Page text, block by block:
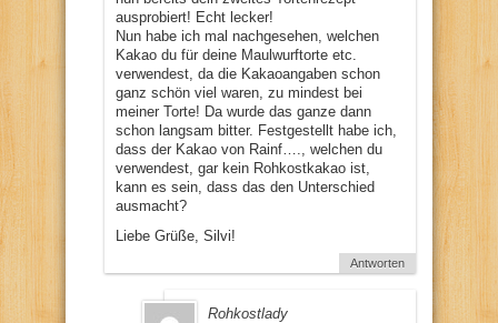
ausprobiert! Echt lecker!
Nun habe ich mal nachgesehen, welchen
Kakao du für deine Maulwurftorte etc.
verwendest, da die Kakaoangaben schon
ganz schön viel waren, zu mindest bei
meiner Torte! Da wurde das ganze dann
schon langsam bitter. Festgestellt habe ich,
dass der Kakao von Rainf…., welchen du
verwendest, gar kein Rohkostkakao ist,
kann es sein, dass das den Unterschied
ausmacht?
Liebe Grüße, Silvi!
Antworten
Rohkostlady